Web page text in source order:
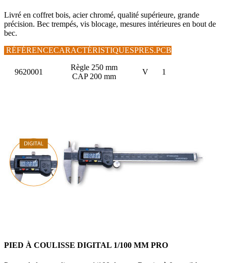
Livré en coffret bois, acier chromé, qualité supérieure, grande
précision. Bec trempés, vis blocage, mesures intérieures en bout de
bec.
RÉFÉRENCECARACTÉRISTIQUESPRES.PCB
9620001
Règle 250 mm
CAP 200 mm
V 1
PIED À COULISSE DIGITAL 1/100 MM PRO